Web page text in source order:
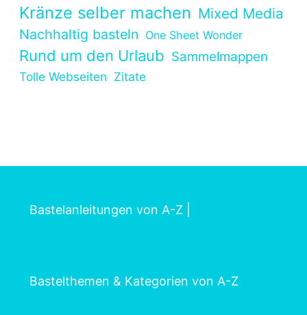
Kränze selber machen Mixed Media
Nachhaltig basteln One Sheet Wonder
Rund um den Urlaub Sammelmappen
Tolle Webseiten Zitate
Bastelanleitungen von A-Z|
Bastelthemen & Kategorien von A-Z